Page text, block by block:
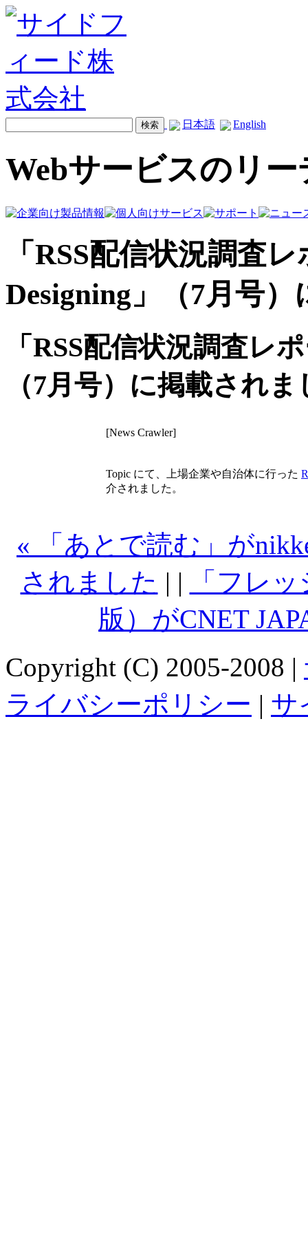
日本語 English
Webサービスのリ
「RSS配信状況調査
Designing」（7月号
「RSS配信状況調査レ
（7月号）に掲載されま
[News Crawler]
Topic にて、上場企業や自治体に行った
介されました。
« 「あとで読む」が
されました | |
「フレ
版）がCNET
Copyright (C) 2005-2008 |
ライバシーポリシー | サ